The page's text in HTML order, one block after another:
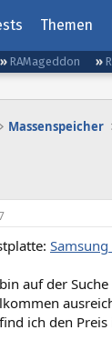
Themen
RAMageddon
Massenspeicher
Samsung
auf der
ich den